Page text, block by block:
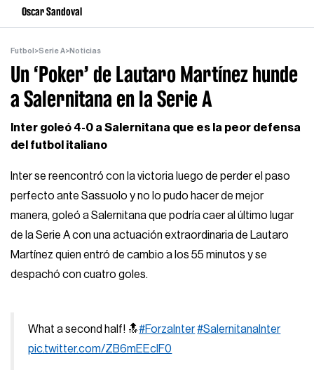
Oscar Sandoval
Futbol >Serie A>Noticias
Un ‘Poker’ de Lautaro Martínez hunde
a Salernitana en la Serie A
Inter goleó 4-0 a Salernitana que es la peor defensa
del futbol italiano
Inter se reencontró con la victoria luego de perder el paso
perfecto ante Sassuolo y no lo pudo hacer de mejor
manera, goleó a Salernitana que podría caer al último lugar
de la Serie A con una actuación extraordinaria de Lautaro
Martínez quien entró de cambio a los 55 minutos y se
despachó con cuatro goles.
What a second half! 🔝#ForzaInter#SalernitanaInter
pic.twitter.com/ZB6mEEcIF0